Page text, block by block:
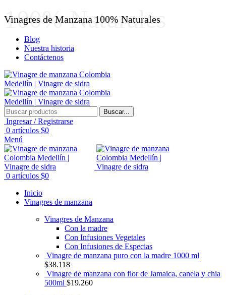
100% Naturales
Vinagres de Manzana 100% Naturales
Blog
Nuestra historia
Contáctenos
Buscar...
Ingresar / Registrarse
0 artículos $0
Menú
0 artículos $0
Inicio
Vinagres de manzana
Vinagres de Manzana
Con la madre
Con Infusiones Vegetales
Con Infusiones de Especias
Vinagre de manzana puro con la madre 1000 ml
$38.118
Vinagre de manzana con flor de Jamaica, canela y chia
500ml $19.260